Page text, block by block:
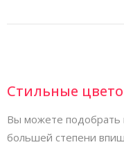
Стильные
Вы можете подобрать
большей степени